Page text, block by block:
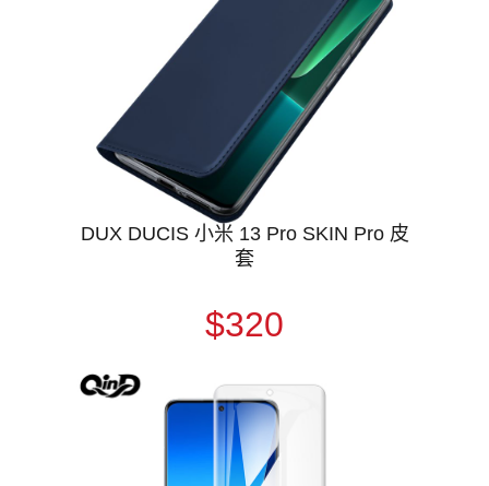
DUX DUCIS 小米 13 Pro SKIN Pro 皮
套
$320